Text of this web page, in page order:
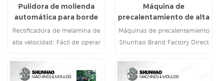
Pulidora de molienda
automática para borde
de vajilla de melamina
Rectificadora de melamina de
alta velocidad: Fácil de operar
Máquina de
precalentamiento de alta
frecuencia de ventas de
fábrica
Máquinas de precalentamiento
Shunhao Brand Factory Direct